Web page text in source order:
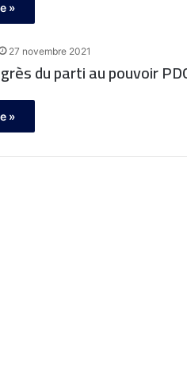
»
27 novembre 2021
»